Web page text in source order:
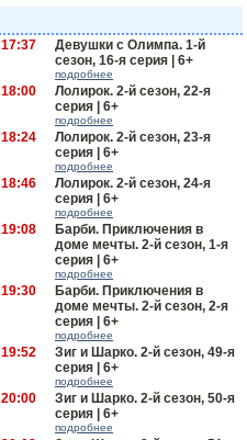
17:37
Девушки с Олимпа. 1-й
сезон, 16-я серия | 6+
подробнее
18:00
Лолирок. 2-й сезон, 22-я
серия | 6+
подробнее
18:24
Лолирок. 2-й сезон, 23-я
серия | 6+
подробнее
18:46
Лолирок. 2-й сезон, 24-я
серия | 6+
подробнее
19:08
Барби. Приключения в
доме мечты. 2-й сезон, 1-я
серия | 6+
подробнее
19:30
Барби. Приключения в
доме мечты. 2-й сезон, 2-я
серия | 6+
подробнее
19:52
Зиг и Шарко. 2-й сезон, 49-я
серия | 6+
подробнее
20:00
Зиг и Шарко. 2-й сезон, 50-я
серия | 6+
подробнее